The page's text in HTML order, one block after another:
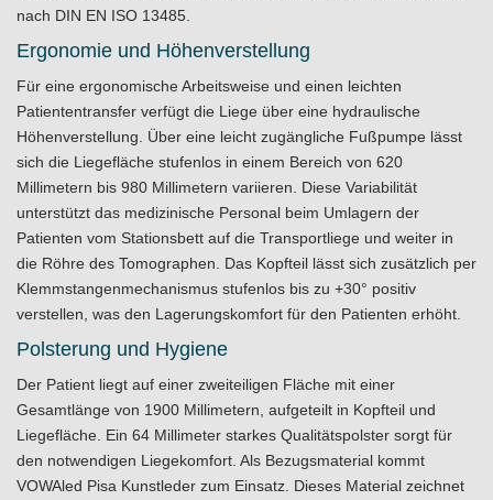
nach DIN EN ISO 13485.
Ergonomie und Höhenverstellung
Für eine ergonomische Arbeitsweise und einen leichten
Patiententransfer verfügt die Liege über eine hydraulische
Höhenverstellung. Über eine leicht zugängliche Fußpumpe lässt
sich die Liegefläche stufenlos in einem Bereich von 620
Millimetern bis 980 Millimetern variieren. Diese Variabilität
unterstützt das medizinische Personal beim Umlagern der
Patienten vom Stationsbett auf die Transportliege und weiter in
die Röhre des Tomographen. Das Kopfteil lässt sich zusätzlich per
Klemmstangenmechanismus stufenlos bis zu +30° positiv
verstellen, was den Lagerungskomfort für den Patienten erhöht.
Polsterung und Hygiene
Der Patient liegt auf einer zweiteiligen Fläche mit einer
Gesamtlänge von 1900 Millimetern, aufgeteilt in Kopfteil und
Liegefläche. Ein 64 Millimeter starkes Qualitätspolster sorgt für
den notwendigen Liegekomfort. Als Bezugsmaterial kommt
VOWAled Pisa Kunstleder zum Einsatz. Dieses Material zeichnet